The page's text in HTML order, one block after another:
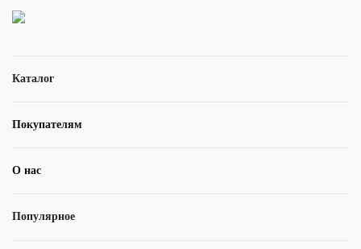
Каталог
Покупателям
О нас
Популярное